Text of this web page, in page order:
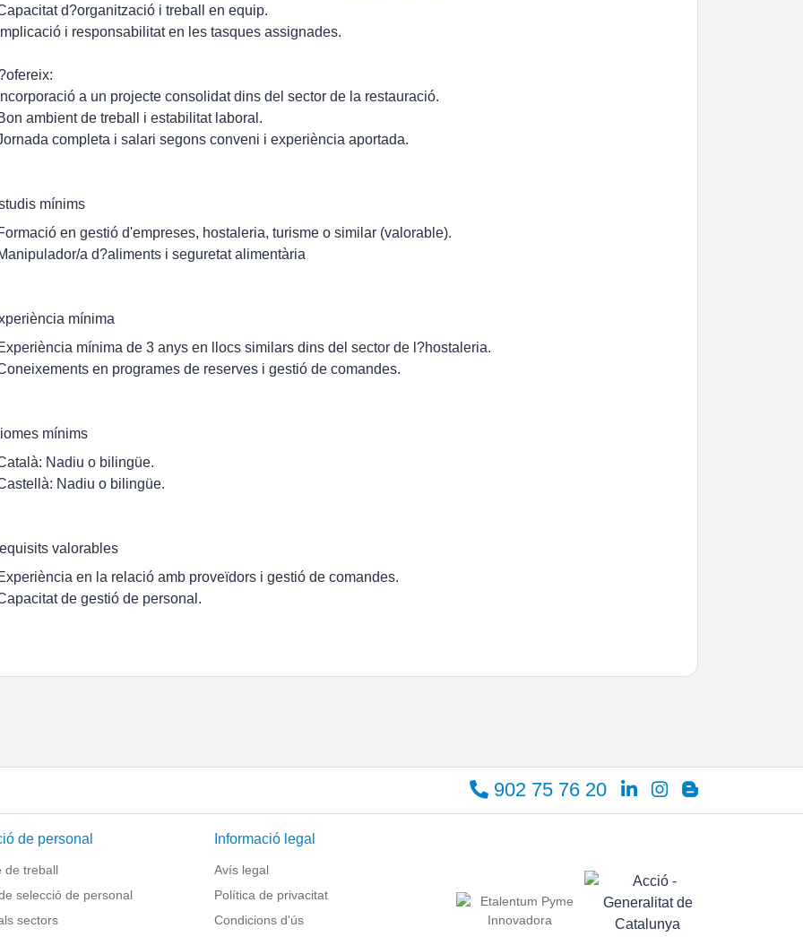
d?organització i treball en equip.
i responsabilitat en les tasques assignades.
a un projecte consolidat dins del sector de la restauració.
ambient de treball i estabilitat laboral.
completa i salari segons conveni i experiència aportada.
mínims
en gestió d'empreses, hostaleria, turisme o similar (valorable).
a d?aliments i seguretat alimentària
mínima
mínima de 3 anys en llocs similars dins del sector de l?hostaleria.
en programes de reserves i gestió de comandes.
mínims
Nadiu o bilingüe.
Nadiu o bilingüe.
valorables
en la relació amb proveïdors i gestió de comandes.
de gestió de personal.
902 75 76 20
de personal
de treball
selecció de personal
sectors
Informació legal
Avís legal
Política de privacitat
Condicions d'ús